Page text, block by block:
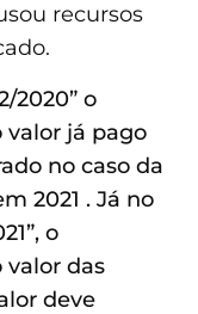
recursos
2020” o
já pago
no caso da
2021 . Já no
o
das
deve